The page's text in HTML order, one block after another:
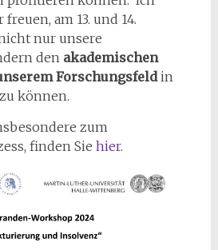
am 13. und 14.
nur unsere
den akademischen
Forschungsfeldin
können.
zum
finden Sie hier.